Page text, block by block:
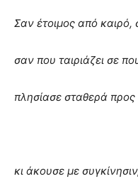
Σαν έτοιμος από
σαν που ταιριάζει σε
πλησίασε σταθερά
κι άκουσε με